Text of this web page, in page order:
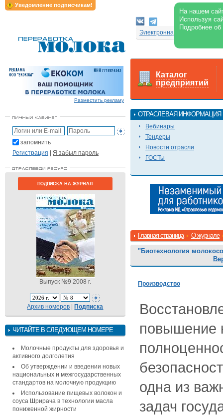
Уведомление подписчикам!
На нашем
Используя
Подробнее
Электронная версия
Разместить рекламу
запомнить
Регистрация | Я забыл пароль
ПОДПИСКА НА ЖУРНАЛ
Выпуск №9 2008 г.
Архив номеров |Подписка
ЧИТАЙТЕ В СЛЕДУЮЩЕМ НОМЕРЕ
Молочные продукты для здоровья и
активного долголетия
Об утверждении и введении новых
национальных и межгосударственных
стандартов на молочную продукцию
Использование пищевых волокон и
соуса Шрирача в технологии масла
пониженной жирности
Каталог
предприятий
ОТРАСЛЕВАЯ ИНФОРМАЦИЯ
Вебинары
Тендеры
Новости отрасли
ГОСТы
Главная страница О журнале
"Биотехнология
Производство
повышение
одна из
задач